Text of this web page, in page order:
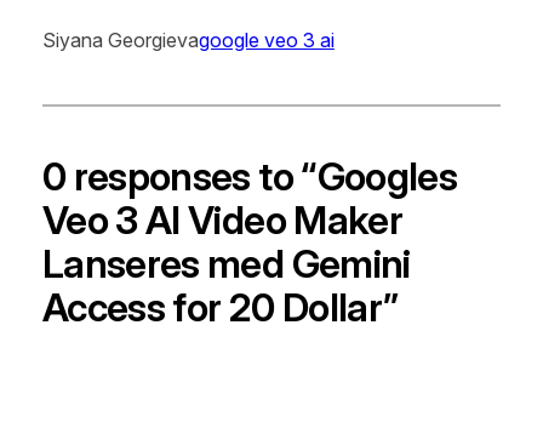
Siyana Georgievagoogle veo 3 ai
0 responses to “Googles
Veo 3 AI Video Maker
Lanseres med Gemini
Access for 20 Dollar”